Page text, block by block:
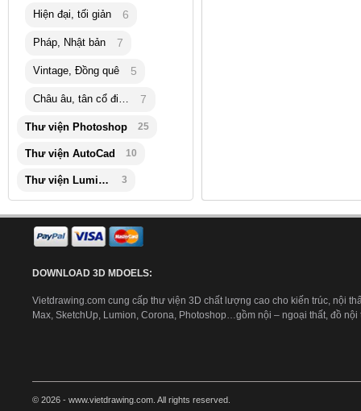
Hiện đại, tối giản 6
Pháp, Nhật bản 7
Vintage, Đồng quê 5
Châu âu, tân cổ điển 7
Thư viện Photoshop 25
Thư viện AutoCad 10
Thư viện Lumion 3
DOWNLOAD 3D MDOELS:
Vietdrawing.com cung cấp thư viện 3D chất lượng cao cho kiến trúc, nội
Max, SketchUp, Lumion, Corona, Photoshop…gồm nội – ngoại thất, đồ nội
© 2026 - www.vietdrawing.com. All rights reserved.